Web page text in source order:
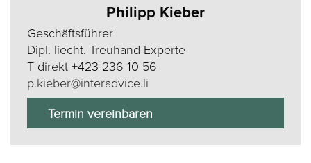
Philipp Kieber
Geschäftsführer
Dipl. liecht. Treuhand-Experte
T direkt +423 236 10 56
p.kieber@interadvice.li
Termin vereinbaren